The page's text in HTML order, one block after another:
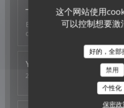
这个网站使用
可以控制想要激
好的，全部
禁用
个性化
保密政
Bonne ambiance, service au
copieux
Ysé-Solène
2026-07-29
- 19:30 - 来宾 2
菜单:5/5 质